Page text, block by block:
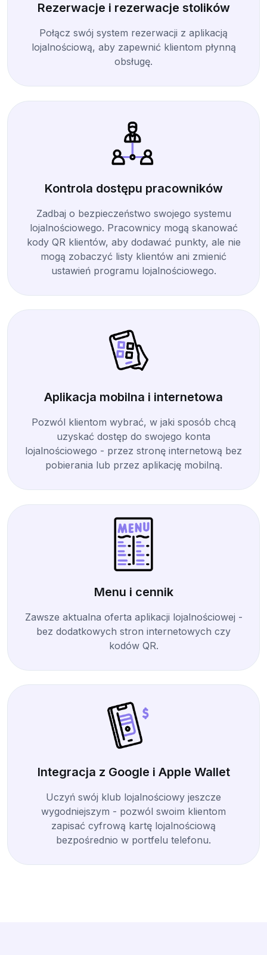
Rezerwacje i rezerwacje stolików
Połącz swój system rezerwacji z aplikacją
lojalnościową, aby zapewnić klientom płynną
obsługę.
Kontrola dostępu pracowników
Zadbaj o bezpieczeństwo swojego systemu
lojalnościowego. Pracownicy mogą skanować
kody QR klientów, aby dodawać punkty, ale nie
mogą zobaczyć listy klientów ani zmienić
ustawień programu lojalnościowego.
Aplikacja mobilna i internetowa
Pozwól klientom wybrać, w jaki sposób chcą
uzyskać dostęp do swojego konta
lojalnościowego - przez stronę internetową bez
pobierania lub przez aplikację mobilną.
Menu i cennik
Zawsze aktualna oferta aplikacji lojalnościowej -
bez dodatkowych stron internetowych czy
kodów QR.
Integracja z Google i Apple Wallet
Uczyń swój klub lojalnościowy jeszcze
wygodniejszym - pozwól swoim klientom
zapisać cyfrową kartę lojalnościową
bezpośrednio w portfelu telefonu.